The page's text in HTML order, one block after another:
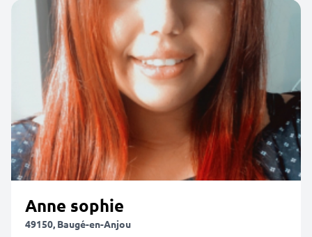
Anne sophie
49150, Baugé-en-Anjou